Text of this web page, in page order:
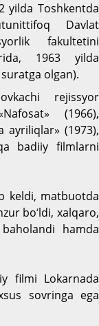
yilda Toshkentda
Davlat
fakultetini
1963 yilda
olgan).
rejissyor
(1966),
ayriliqlar» (1973),
badiiy filmlarni
keldi, matbuotda
bo‘ldi, xalqaro,
hamda
filmi Lokarnada
sovringa ega